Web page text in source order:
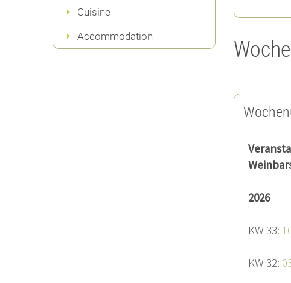
2026
KW 33:
KW 32:
Cuisine
Accommodation